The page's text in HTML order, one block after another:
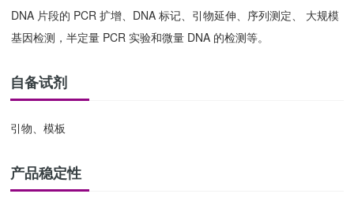
DNA 片段的 PCR 扩增、DNA 标记、引物延伸、序列测定、 大规模
基因检测，半定量 PCR 实验和微量 DNA 的检测等。
自备试剂
引物、模板
产品稳定性